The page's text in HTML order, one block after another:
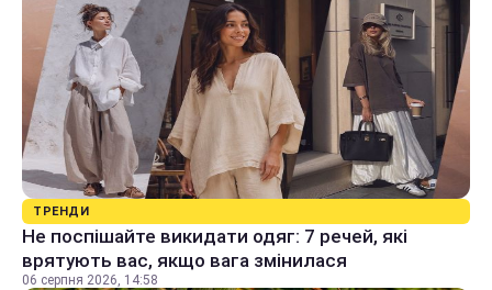
ТРЕНДИ
Не поспішайте викидати одяг: 7 речей, які
врятують вас, якщо вага змінилася
06 серпня 2026, 14:58